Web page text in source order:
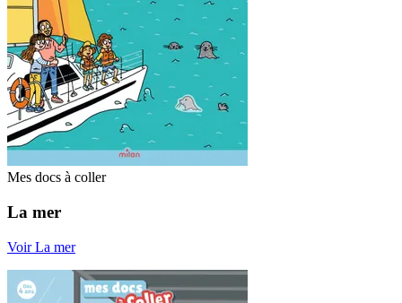
Mes docs à coller
La mer
Voir La mer